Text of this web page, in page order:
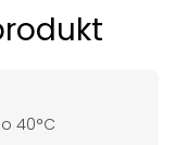
40°C